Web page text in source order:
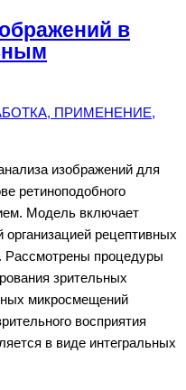
в
ПРИМЕНЕНИЕ,
изображений для
ретиноподобного
Модель включает
рецептивных
Рассмотрены процедуры
зрительных
микросмещений
восприятия
в виде интегральных